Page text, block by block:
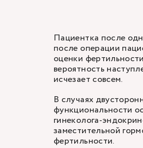
Пациентка после
после операции
оценки
вероятность
исчезает совсем.
В случаях
функциональности
гинеколога-
заместительной
фертильности.